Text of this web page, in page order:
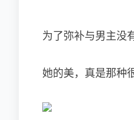
为了弥补与男主没
她的美，真是那种